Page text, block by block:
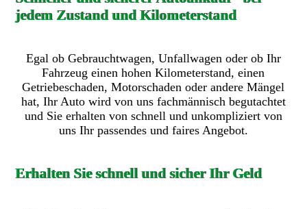
jedem Zustand und Kilometerstand
Egal ob Gebrauchtwagen, Unfallwagen oder ob Ihr
Fahrzeug einen hohen Kilometerstand, einen
Getriebeschaden, Motorschaden oder andere Mängel
hat, Ihr Auto wird von uns fachmännisch begutachtet
und Sie erhalten von schnell und unkompliziert von
uns Ihr passendes und faires Angebot.
Erhalten Sie schnell und sicher Ihr Geld